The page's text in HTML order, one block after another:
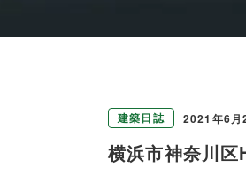
建築日誌 2021年6月
横浜市神奈川